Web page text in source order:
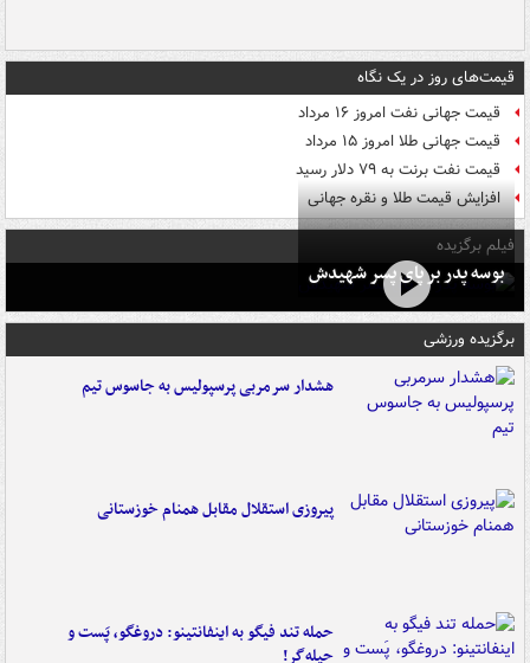
قیمت‌های روز در یک نگاه
قیمت جهانی نفت امروز ۱۶ مرداد
قیمت جهانی طلا امروز ۱۵ مرداد
قیمت نفت برنت به ۷۹ دلار رسید
افزایش قیمت طلا و نقره جهانی
فیلم برگزیده
بوسه‌ پدر بر پای پسر شهیدش
برگزیده ورزشی
هشدار سرمربی پرسپولیس به جاسوس تیم
پیروزی استقلال مقابل همنام خوزستانی
حمله تند فیگو به اینفانتینو: دروغگو، پَست‌ و
حیله‌گر!